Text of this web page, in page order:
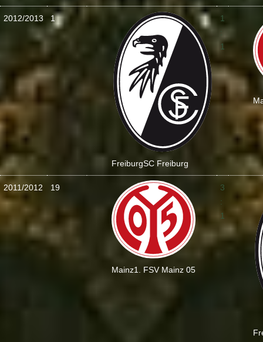
2012/2013 1
FreiburgSC Freiburg
1
1
2011/2012 19
Mainz1. FSV Mainz 05
3
:
1